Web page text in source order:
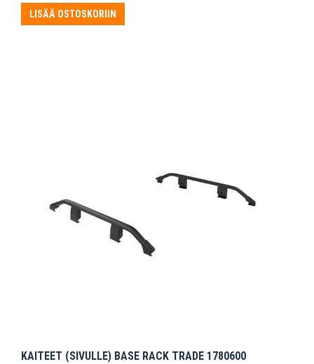
LISÄÄ OSTOSKORIIN
KAITEET (SIVULLE) BASE RACK TRADE 1780600